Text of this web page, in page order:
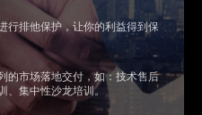
行排他保护，让你的利益得到保
的市场落地交付，如：技术售后
集中性沙龙培训。